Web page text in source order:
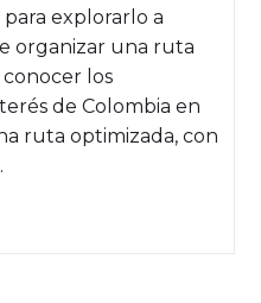
explorarlo a
organizar una ruta
los
de Colombia en
ruta optimizada, con